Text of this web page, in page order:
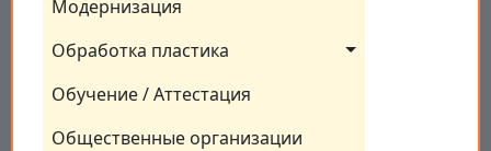
Модернизация
Обработка пластика
Обучение / Аттестация
Общественные организации